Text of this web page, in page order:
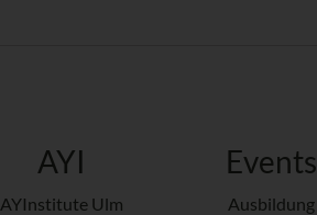
AYI
AYInstitute Ulm
Events
Ausbildung